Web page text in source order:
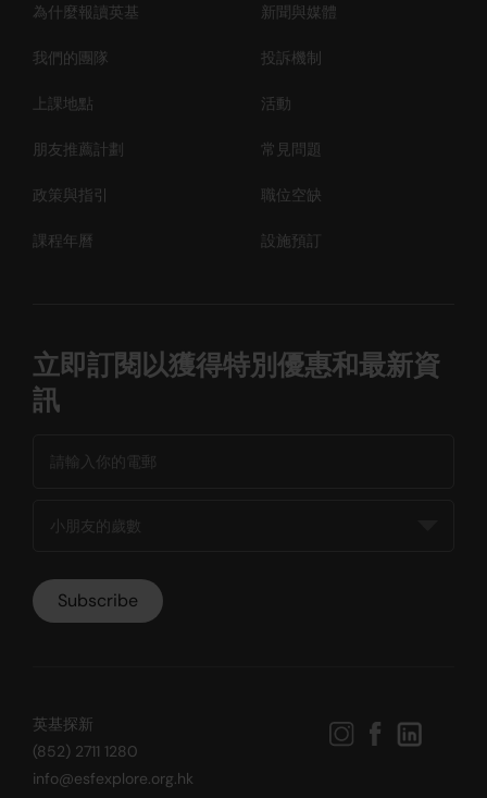
為什麼報讀英基 新聞與媒體
我們的團隊 投訴機制
上課地點 活動
朋友推薦計劃 常見問題
政策與指引 職位空缺
課程年曆 設施預訂
立即訂閱以獲得特別優惠和最新資
訊
英基探新
(852) 2711 1280
info@esfexplore.org.hk